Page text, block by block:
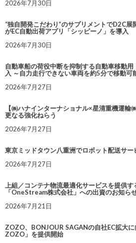
2026年7月30日
“独自開発こだわり”のサプリメントでD2C展
がEC自動出荷アプリ「シッピーノ」を導入
2026年7月30日
自動車船の荷役中断を抑制する自動車移動
入 ～自力走行できない車両を約5分で移動可
2026年7月27日
【㈱ハナインターナショナル×星清重機運輸
更なる強化ねらう
2026年7月27日
東京ミッドタウン八重洲でロボット配送サー
2026年7月27日
上組／コンテナ物流最適化サービスを提供
「OneStream株式会社」への出資のお知ら
2026年7月21日
ZOZO、BONJOUR SAGANの自社EC拡大
ZOZO」を提供開始